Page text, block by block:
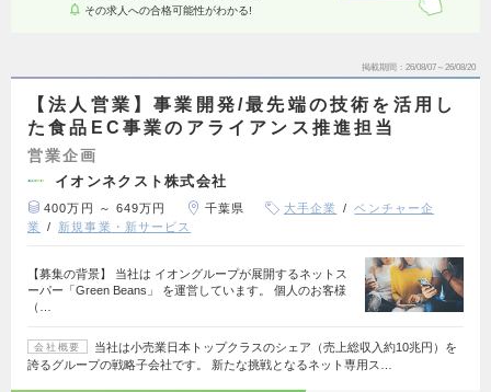
その求人への合格可能性がわかる!
掲載期間 26/08/07～26/08/20
【法人営業】事業開発/最先端の技術を活用し
た食品EC事業のアライアンス推進担当
営業企画
イオンネクスト株式会社
400万円 ～ 649万円 千葉県 大手企業
ベンチャー企
業
新規事業・新サービス
【募集の背景】 当社は イオングループが展開するネットス
ーパー「Green Beans」 を運営しています。 個人のお客様
（…
会社概要
当社は小売業日本トップクラスのシェア（売上総収入約10兆円）を
誇るグループの戦略子会社です。 新たな挑戦となるネット専用ス…